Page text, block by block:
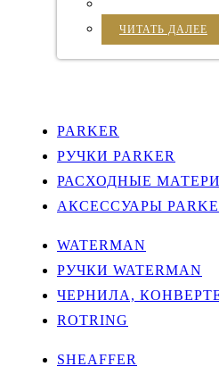
ЧИТАТЬ ДАЛЕЕ
PARKER
РУЧКИ PARKER
РАСХОДНЫЕ
АКСЕССУАРЫ
WATERMAN
РУЧКИ WATERMAN
ЧЕРНИЛА,
ROTRING
SHEAFFER